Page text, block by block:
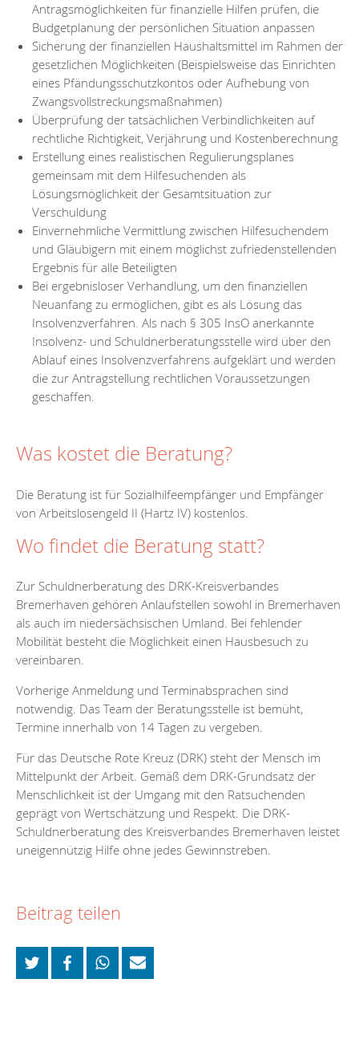
Antragsmöglichkeiten für finanzielle Hilfen prüfen, die
Budgetplanung der persönlichen Situation anpassen
Sicherung der finanziellen Haushaltsmittel im Rahmen der
gesetzlichen Möglichkeiten (Beispielsweise das Einrichten
eines Pfändungsschutzkontos oder Aufhebung von
Zwangsvollstreckungsmaßnahmen)
Überprüfung der tatsächlichen Verbindlichkeiten auf
rechtliche Richtigkeit, Verjährung und Kostenberechnung
Erstellung eines realistischen Regulierungsplanes
gemeinsam mit dem Hilfesuchenden als
Lösungsmöglichkeit der Gesamtsituation zur
Verschuldung
Einvernehmliche Vermittlung zwischen Hilfesuchendem
und Gläubigern mit einem möglichst zufriedenstellenden
Ergebnis für alle Beteiligten
Bei ergebnisloser Verhandlung, um den finanziellen
Neuanfang zu ermöglichen, gibt es als Lösung das
Insolvenzverfahren. Als nach § 305 InsO anerkannte
Insolvenz- und Schuldnerberatungsstelle wird über den
Ablauf eines Insolvenzverfahrens aufgeklärt und werden
die zur Antragstellung rechtlichen Voraussetzungen
geschaffen.
Was kostet die Beratung?
Die Beratung ist für Sozialhilfeempfänger und Empfänger
von Arbeitslosengeld II (Hartz IV) kostenlos.
Wo findet die Beratung statt?
Zur Schuldnerberatung des DRK-Kreisverbandes
Bremerhaven gehören Anlaufstellen sowohl in Bremerhaven
als auch im niedersächsischen Umland. Bei fehlender
Mobilität besteht die Möglichkeit einen Hausbesuch zu
vereinbaren.
Vorherige Anmeldung und Terminabsprachen sind
notwendig. Das Team der Beratungsstelle ist bemüht,
Termine innerhalb von 14 Tagen zu vergeben.
Für das Deutsche Rote Kreuz (DRK) steht der Mensch im
Mittelpunkt der Arbeit. Gemäß dem DRK-Grundsatz der
Menschlichkeit ist der Umgang mit den Ratsuchenden
geprägt von Wertschätzung und Respekt. Die DRK-
Schuldnerberatung des Kreisverbandes Bremerhaven leistet
uneigennützig Hilfe ohne jedes Gewinnstreben.
Beitrag teilen